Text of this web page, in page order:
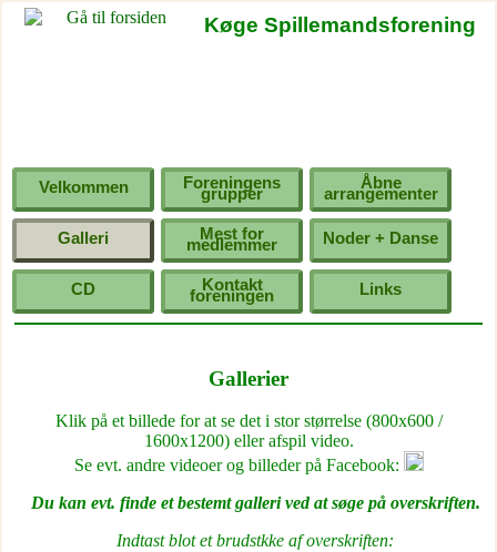
Køge Spillemandsforening
Velkommen Foreningens
grupper
Åbne
arrangementer
Galleri Mest for
medlemmer Noder + Danse
CD Kontakt
foreningen Links
Gallerier
Klik på et billede for at se det i stor størrelse (800x600 /
1600x1200) eller afspil video.
Se evt. andre videoer og billeder på Facebook:
Du kan evt. finde et bestemt galleri ved at søge på overskriften.
Indtast blot et brudstkke af overskriften: